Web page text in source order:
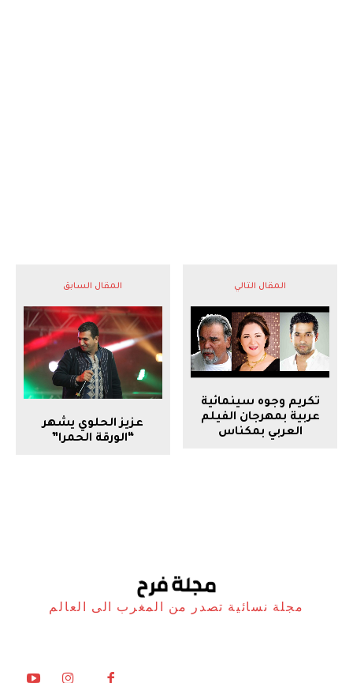
المقال السابق
عزيز الحلوي يشهر
“الورقة الحمرا”
المقال التالي
تكريم وجوه سينمائية
عربية بمهرجان الفيلم
العربي بمكناس
مجلة نسائية تصدر من المغرب الى العالم